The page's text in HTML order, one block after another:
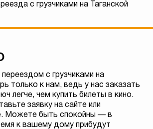
с грузчиками на Таганской
с грузчиками на
только к нам, ведь у нас заказать
легче, чем купить билеты в кино.
заявку на сайте или
Можете быть спокойны — в
к вашему дому прибудут